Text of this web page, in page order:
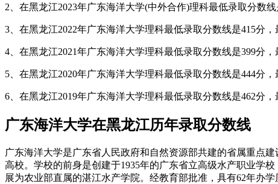
2、在黑龙江2023年广东海洋大学(中外合作)理科最低录取分数
3、在黑龙江2022年广东海洋大学理科最低录取分数线是415分
4、在黑龙江2021年广东海洋大学理科最低录取分数线是399分
5、在黑龙江2020年广东海洋大学理科最低录取分数线是444分
6、在黑龙江2019年广东海洋大学理科最低录取分数线是462分
广东海洋大学在黑龙江历年录取分数线
广东海洋大学是广东省人民政府和自然资源部共建的省属重点
高校。学校的前身是创建于1935年的广东省立高级水产职业学
展为农业部直属的湛江水产学院。经教育部批准，具有62年办